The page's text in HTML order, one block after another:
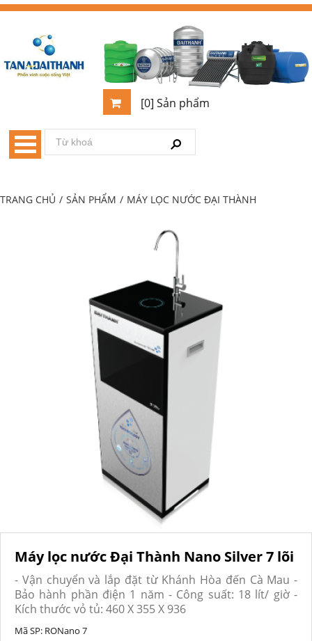
[0] Sản phẩm
TRANG CHỦ / SẢN PHẨM / MÁY LỌC NƯỚC ĐẠI THÀNH
Máy lọc nước Đại Thành Nano Silver 7 lõi
- Vận chuyển và lắp đặt từ Khánh Hòa đến Cà Mau -
Bảo hành phần điện 1 năm - Công suất: 18 lít/ giờ -
Kích thước vỏ tủ: 460 X 355 X 936
Mã SP: RONano 7